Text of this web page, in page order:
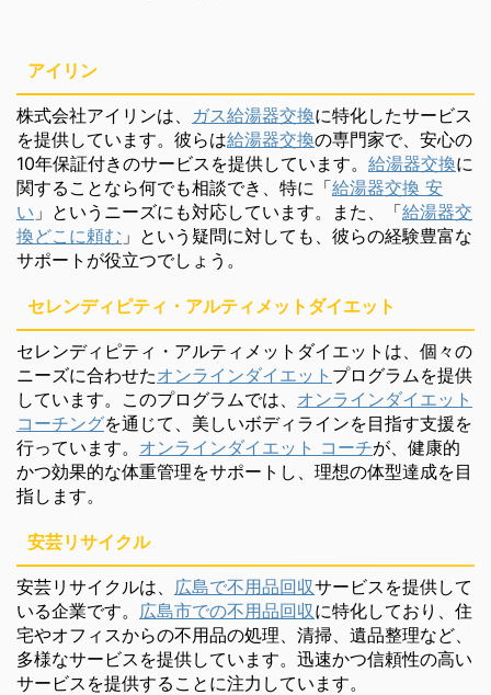
アイリン
株式会社アイリンは、 ガス給湯器交換に特化したサービス
を提供しています。彼らは給湯器交換の専門家で、安心の
10年保証付きのサービスを提供しています。 給湯器交換に
関することなら何でも相談でき、特に「給湯器交換 安
い 」というニーズにも対応しています。また、「給湯器交
換どこに頼む 」という疑問に対しても、彼らの経験豊富な
サポートが役立つでしょう。
セレンディピティ・アルティメットダイエット
セレンディピティ・アルティメットダイエットは、個々の
ニーズに合わせたオンラインダイエット プログラムを提供
しています。このプログラムでは、 オンラインダイエット
コーチングを通じて、美しいボディラインを目指す支援を
行っています。 オンラインダイエット コーチが、健康的
かつ効果的な体重管理をサポートし、理想の体型達成を目
指します。
安芸リサイクル
安芸リサイクルは、 広島で不用品回収サービスを提供して
いる企業です。 広島市での不用品回収に特化しており、住
宅やオフィスからの不用品の処理、清掃、遺品整理など、
多様なサービスを提供しています。迅速かつ信頼性の高い
サービスを提供することに注力しています。